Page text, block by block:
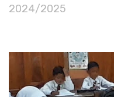
2024/2025